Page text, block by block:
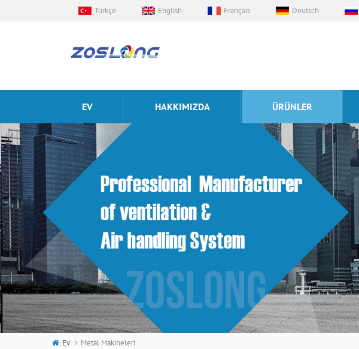
Türkçe English Français Deutsch
EV HAKKIMIZDA ÜRÜNLER
Ev Metal Makineleri